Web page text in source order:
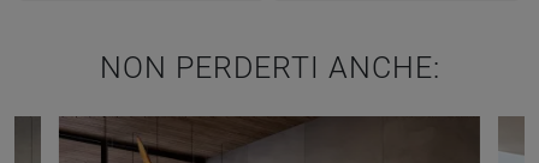
NON PERDERTI ANCHE: